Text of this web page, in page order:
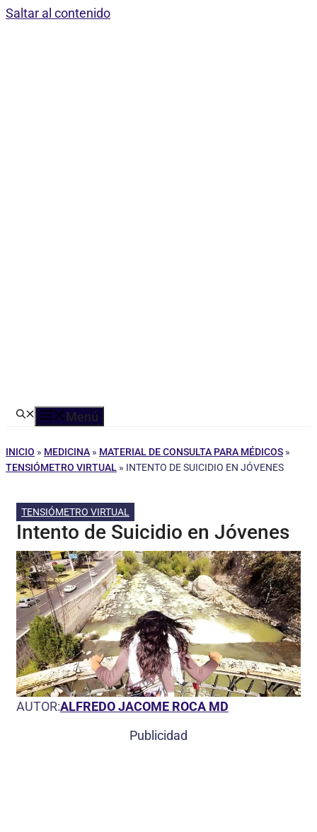
Saltar al contenido
Menú
INICIO » MEDICINA » MATERIAL DE CONSULTA PARA MÉDICOS »
TENSIÓMETRO VIRTUAL » INTENTO DE SUICIDIO EN JÓVENES
TENSIÓMETRO VIRTUAL
Intento de Suicidio en Jóvenes
AUTOR:ALFREDO JACOME ROCA MD
Publicidad